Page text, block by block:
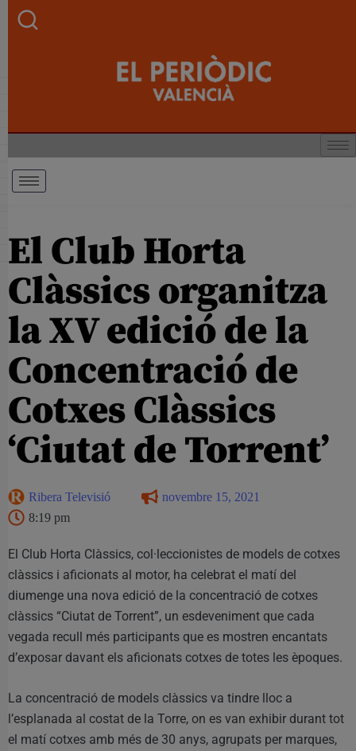
El Club Horta
Clàssics organitza
la XV edició de la
Concentració de
Cotxes Clàssics
‘Ciutat de Torrent’
Ribera Televisió
novembre 15, 2021
8:19 pm
El Club Horta Clàssics, col·leccionistes de models de cotxes
clàssics i aficionats al motor, ha celebrat el matí del
diumenge una nova edició de la concentració de cotxes
clàssics “Ciutat de Torrent”, un esdeveniment que cada
vegada recull més participants que es mostren encantats
d’exposar davant els aficionats cotxes de totes les èpoques.
La concentració de models clàssics va tindre lloc a
l’esplanada al costat de la Torre, on es van exhibir durant tot
el matí cotxes amb més de 30 anys, agrupats per marques,